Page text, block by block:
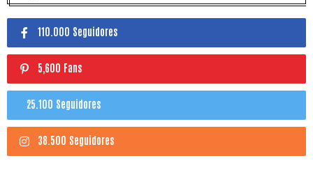
110.000 Seguidores
5,600 Fans
25.100 Seguidores
38.500 Seguidores